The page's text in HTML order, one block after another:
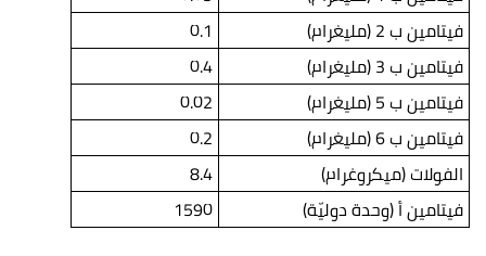
فيتامين ب 2 (مليغرام)
0.1
فيتامين ب 3 (مليغرام)
0.4
فيتامين ب 5 (مليغرام)
0.02
فيتامين ب 6 (مليغرام)
0.2
الفولات (ميكروغرام)
8.4
فيتامين أ (وحدة دوليّة)
1590